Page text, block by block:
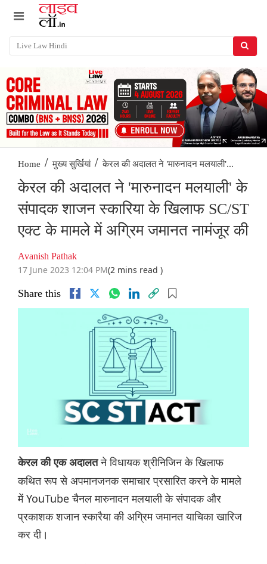
Home / मुख्य सुर्खियां / केरल की अदालत ने 'मारुनादन मलयाली'...
केरल की अदालत ने 'मारुनादन मलयाली' के
संपादक शाजन स्कारिया के ‌खिलाफ SC/ST
एक्ट के मामले में अग्रिम जमानत नामंजूर की
Avanish Pathak
17 June 2023 12:04 PM(2 mins read )
Share this
केरल की एक अदालतने विधायक श्रीनिजिन के खिलाफ
कथित रूप से अपमानजनक समाचार प्रसारित करने के मामले
में YouTube चैनल मारुनादन मलयाली के संपादक और
प्रकाशक शजान स्कारैया की अग्रिम जमानत याचिका खारिज
कर दी।